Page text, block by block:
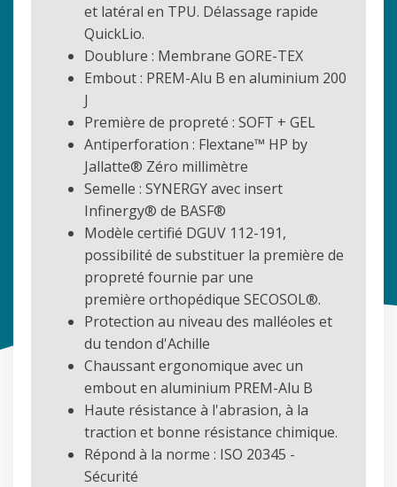
et latéral en TPU. Délassage rapide
QuickLio.
Doublure : Membrane GORE-TEX
Embout : PREM-Alu B en aluminium 200
J
Première de propreté : SOFT + GEL
Antiperforation : Flextane™ HP by
Jallatte® Zéro millimètre
Semelle : SYNERGY avec insert
Infinergy® de BASF®
Modèle certifié DGUV 112-191,
possibilité de substituer la première de
propreté fournie par une
première orthopédique SECOSOL®.
Protection au niveau des malléoles et
du tendon d'Achille
Chaussant ergonomique avec un
embout en aluminium PREM-Alu B
Haute résistance à l'abrasion, à la
traction et bonne résistance chimique.
Répond à la norme : ISO 20345 -
Sécurité